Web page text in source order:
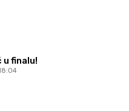
u finalu!